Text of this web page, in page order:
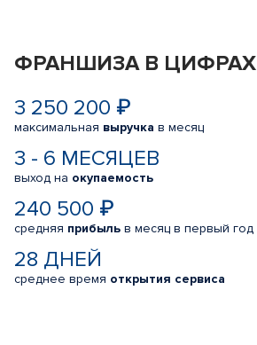
ФРАНШИЗА В ЦИФРАХ
3 250 200 ₽
максимальная выручка в месяц
3 - 6 МЕСЯЦЕВ
выход на окупаемость
240 500 ₽
средняя прибыль в месяц в первый год
28 ДНЕЙ
среднее время открытия сервиса